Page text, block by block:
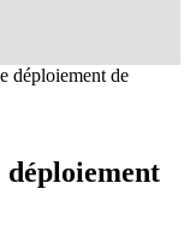
déploiement de